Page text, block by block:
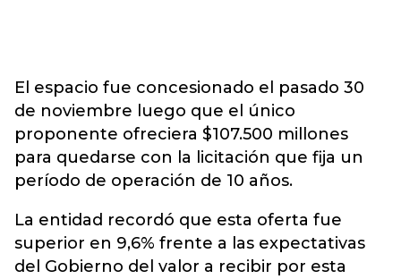
El espacio fue concesionado el pasado 30
de noviembre luego que el único
proponente ofreciera $107.500 millones
para quedarse con la licitación que fija un
período de operación de 10 años.
La entidad recordó que esta oferta fue
superior en 9,6% frente a las expectativas
del Gobierno del valor a recibir por esta